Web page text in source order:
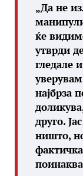
„Да не
ќе
утврди
гледале
најбрза
друго.
ништо,